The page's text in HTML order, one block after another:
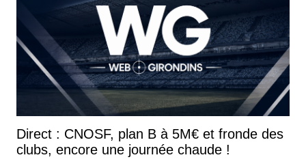
Direct : CNOSF, plan B à 5M€ et fronde des
clubs, encore une journée chaude !